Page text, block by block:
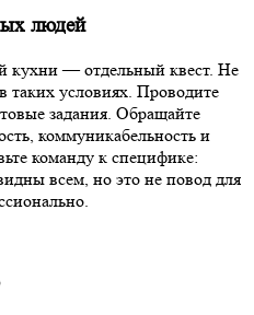
людей
кухни — отдельный квест. Не
таких условиях. Проводите
задания. Обращайте
коммуникабельность и
команду к специфике:
всем, но это не повод для